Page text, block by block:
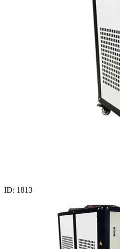
ID: 1813